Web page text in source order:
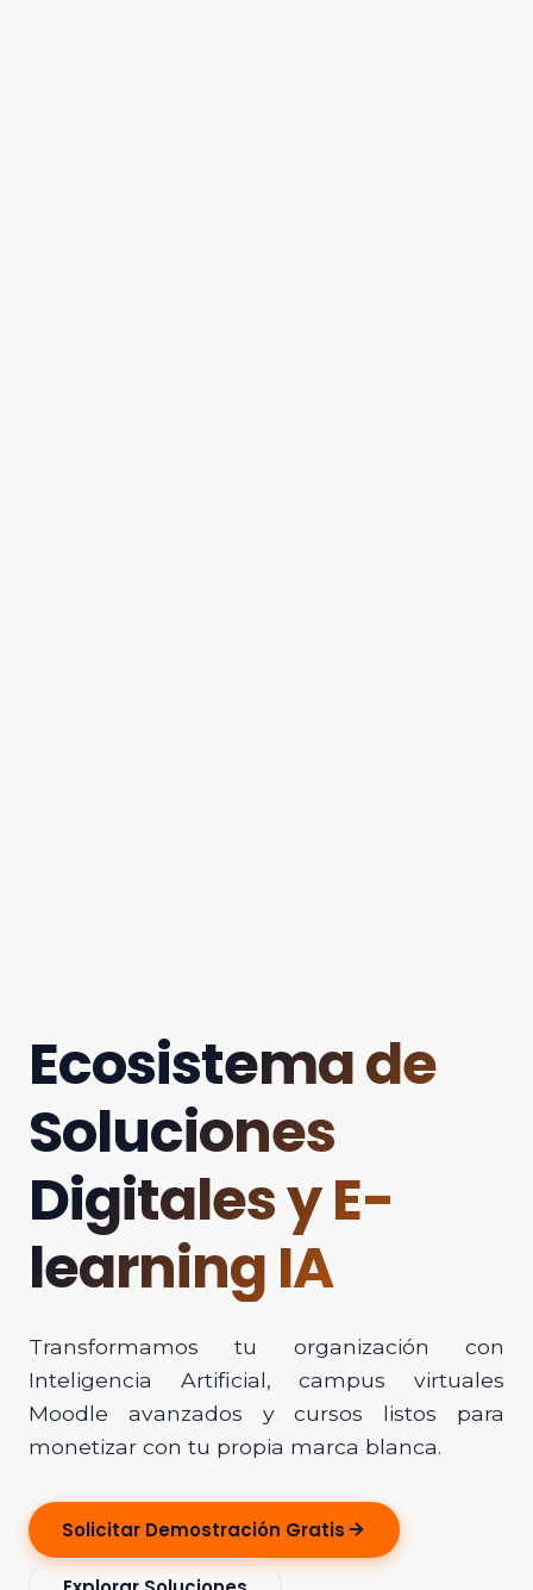
Ecosistema de
Soluciones
Digitales y E-
learning IA
Transformamos tu organización con
Inteligencia Artificial, campus virtuales
Moodle avanzados y cursos listos para
monetizar con tu propia marca blanca.
Solicitar Demostración Gratis